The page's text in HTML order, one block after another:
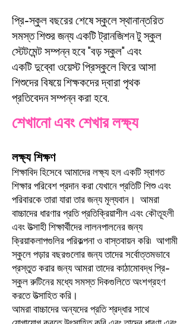
প্রি-স্কুল বছরের শেষে স্কুলে স্থানান্তরিত
সমস্ত শিশুর জন্য একটি ট্রানজিশন টু স্কুল
স্টেটমেন্ট সম্পন্ন হবে"বড় স্কুল" এবং
একটিদুব্বো ওয়েস্ট প্রিস্কুলে ফিরে আসা
শিশুদের বিষয়ে শিক্ষকদের দ্বারা পৃথক
প্রতিবেদন সম্পন্ন করা হবে.
শেখানো এবং শেখার লক্ষ্য
লক্ষ্য শিক্ষণ
শিক্ষাবিদ হিসেবে আমাদের লক্ষ্য হল একটি স্বাগত
শিক্ষার পরিবেশ প্রদান করা যেখানে প্রতিটি শিশু এবং
পরিবারকে তারা যারা তার জন্য মূল্যবান। আমরা
বাচ্চাদের ধারণার প্রতি প্রতিক্রিয়াশীল এবং কৌতূহলী
এবং উত্সাহী শিক্ষার্থীদের লালনপালনের জন্য
ক্রিয়াকলাপগুলির পরিকল্পনা ও বাস্তবায়ন করি৷ আগামী
স্কুলে পড়ার বছরগুলোর জন্য তাদের সর্বোত্তমভাবে
প্রস্তুত করার জন্য আমরা তাদের কাঠামোবদ্ধ প্রি-
স্কুল রুটিনের মধ্যে সমস্ত দিকগুলিতে অংশগ্রহণ
করতে উত্সাহিত করি।
আমরা বাচ্চাদের অন্যদের প্রতি শ্রদ্ধার সাথে